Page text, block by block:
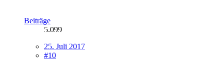
Beiträge
5.099
25. Juli 2017
#10